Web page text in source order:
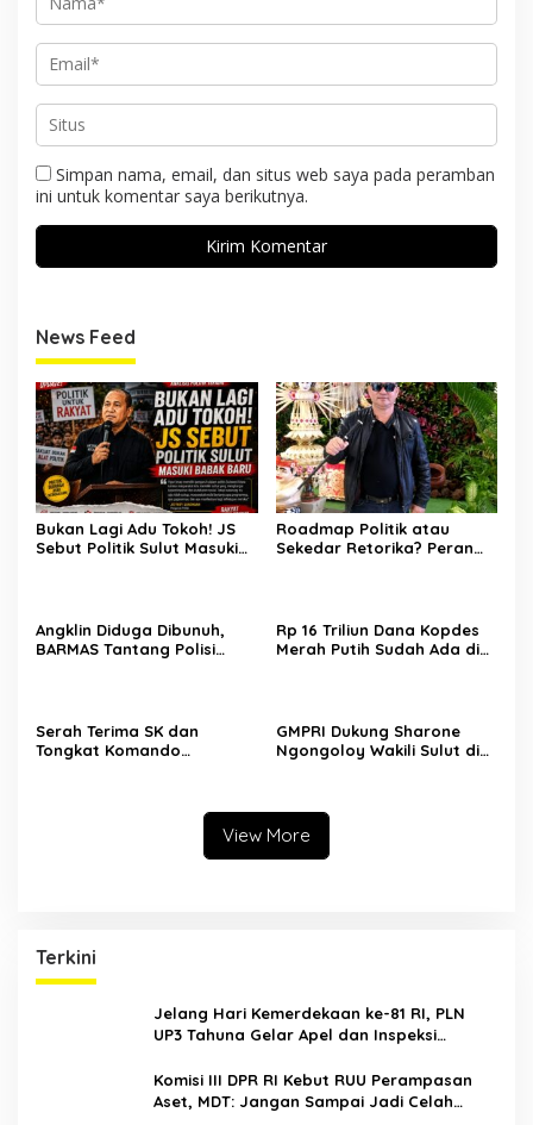
Simpan nama, email, dan situs web saya pada peramban
ini untuk komentar saya berikutnya.
News Feed
Bukan Lagi Adu Tokoh! JS
Sebut Politik Sulut Masuki
Roadmap Politik atau
Sekedar Retorika? Peran
Angklin Diduga Dibunuh,
BARMAS Tantang Polisi
Rp 16 Triliun Dana Kopdes
Merah Putih Sudah Ada di
Serah Terima SK dan
Tongkat Komando
Komitmen Perjuangan Bela
GMPRI Dukung Sharone
Ngongoloy Wakili Sulut di
View More
Terkini
Jelang Hari Kemerdekaan ke-81 RI, PLN
UP3 Tahuna Gelar Apel dan Inspeksi
Kepulauan Nusa Utara
Komisi III DPR RI Kebut RUU Perampasan
Aset, MDT: Jangan Sampai Jadi Celah